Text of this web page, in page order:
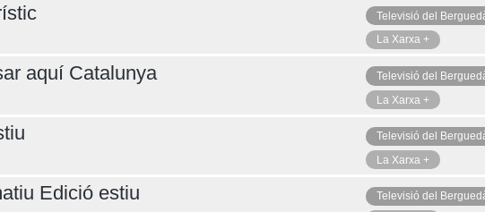
Televisió del
La Xarxa +
aquí Catalunya
Televisió del
La Xarxa +
Televisió del
La Xarxa +
Edició estiu
Televisió del